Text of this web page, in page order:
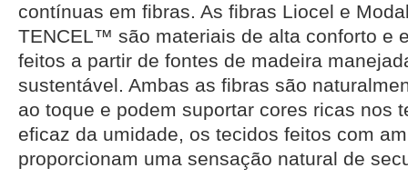
contínuas em fibras. As fibras Liocel e
TENCEL™ são materiais de alta conforto e
feitos a partir de fontes de madeira
sustentável. Ambas as fibras são
ao toque e podem suportar cores ricas nos
eficaz da umidade, os tecidos feitos com
proporcionam uma sensação natural de